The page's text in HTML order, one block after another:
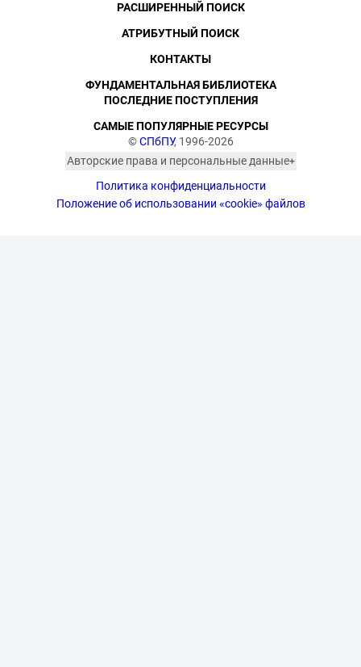
©СПбПУ, 1996-2026
Авторские права и персональные данные
изображённых лиц в соответствии
с требованиями законодательства
Политика конфиденциальности
Положение об использовании «cookie» файлов
РАСШИРЕННЫЙ ПОИСК
АТРИБУТНЫЙ ПОИСК
КОНТАКТЫ
ФУНДАМЕНТАЛЬНАЯ БИБЛИОТЕКА
ПОСЛЕДНИЕ ПОСТУПЛЕНИЯ
САМЫЕ ПОПУЛЯРНЫЕ РЕСУРСЫ